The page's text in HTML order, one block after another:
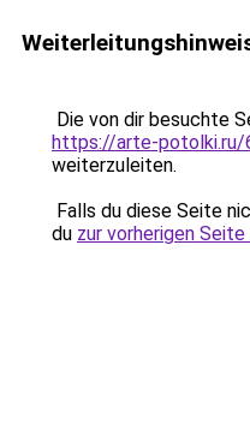
Die von dir besuchte
https://arte-potolki.ru/
weiterzuleiten.
Falls du diese Seite
du zur vorherigen